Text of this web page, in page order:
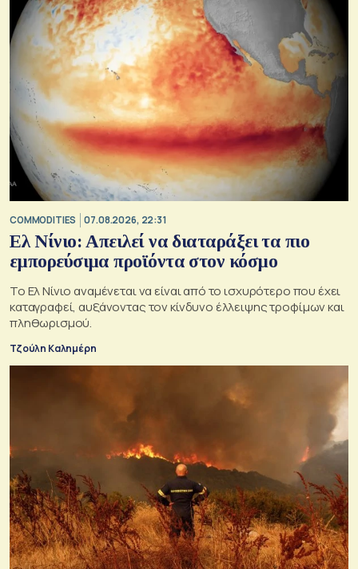
COMMODITIES 07.08.2026, 22:31
Ελ Νίνιο: Απειλεί να διαταράξει τα πιο
εμπορεύσιμα προϊόντα στον κόσμο
Το Ελ Νίνιο αναμένεται να είναι από το ισχυρότερο που έχει
καταγραφεί, αυξάνοντας τον κίνδυνο έλλειψης τροφίμων και
πληθωρισμού.
Τζούλη Καλημέρη